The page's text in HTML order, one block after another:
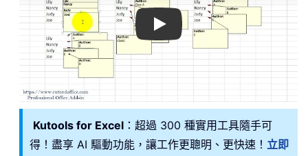
Play
Kutools for Excel ：超過 300 種實用工具隨手可
得！盡享 AI 驅動功能，讓工作更聰明、更快速！ 立即